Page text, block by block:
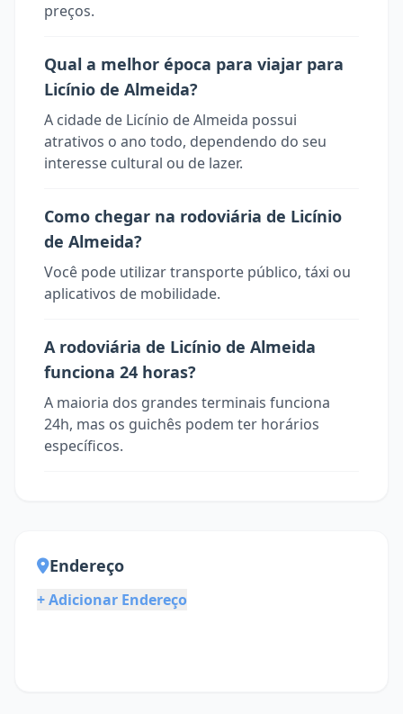
preços.
Qual a melhor época para viajar para
Licínio de Almeida?
A cidade de Licínio de Almeida possui
atrativos o ano todo, dependendo do seu
interesse cultural ou de lazer.
Como chegar na rodoviária de Licínio
de Almeida?
Você pode utilizar transporte público, táxi ou
aplicativos de mobilidade.
A rodoviária de Licínio de Almeida
funciona 24 horas?
A maioria dos grandes terminais funciona
24h, mas os guichês podem ter horários
específicos.
Endereço
+ Adicionar Endereço